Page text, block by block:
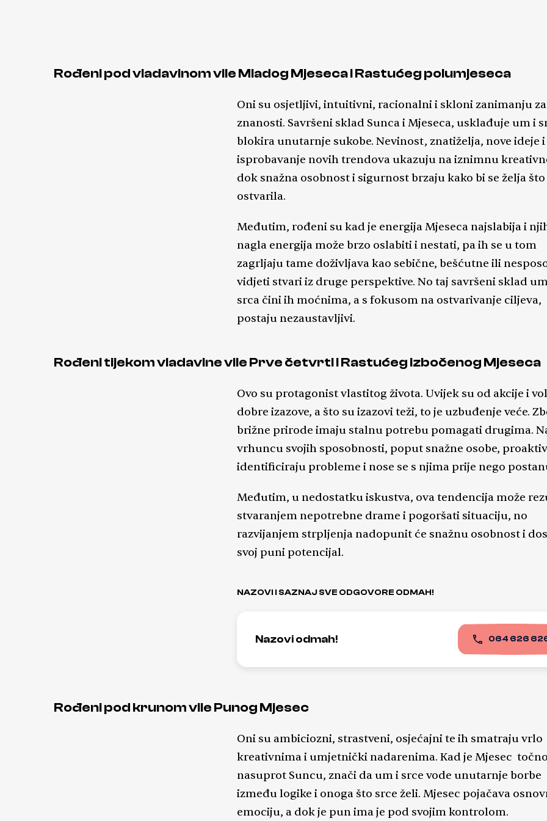
boli misao da ste mogli, a niste htjeli ili da ste željeli, a
ljubavnih i poslovnih odnosa usporednim horoskopom i
natalnom kartom, tarot, motivacijski i duhovni
svakodnevnim afirmacijama
Rođeni pod vladavinom vile Mladog Mjeseca i Rastućeg polumjeseca
Oni su osjetljivi, intuitivni, racionalni i skloni zanimanju za
znanosti. Savršeni sklad Sunca i Mjeseca, usklađuje um i
blokira unutarnje sukobe. Nevinost, znatiželja, nove ideje i
isprobavanje novih trendova ukazuju na iznimnu
dok snažna osobnost i sigurnost brzaju kako bi se želja
ostvarila.
Međutim, rođeni su kad je energija Mjeseca najslabija i
nagla energija može brzo oslabiti i nestati, pa ih se u tom
zagrljaju tame doživljava kao sebične, bešćutne ili
vidjeti stvari iz druge perspektive. No taj savršeni sklad
srca čini ih moćnima, a s fokusom na ostvarivanje ciljeva,
postaju nezaustavljivi.
Rođeni tijekom vladavine vile Prve četvrti i Rastućeg izbočenog Mjeseca
Ovo su protagonist vlastitog života. Uvijek su od akcije i
dobre izazove, a što su izazovi teži, to je uzbuđenje veće.
brižne prirode imaju stalnu potrebu pomagati drugima.
vrhuncu svojih sposobnosti, poput snažne osobe,
identificiraju probleme i nose se s njima prije nego
Međutim, u nedostatku iskustva, ova tendencija može
stvaranjem nepotrebne drame i pogoršati situaciju, no
razvijanjem strpljenja nadopunit će snažnu osobnost i
svoj puni potencijal.
NAZOVI I SAZNAJ SVE ODGOVORE ODMAH!
Nazovi odmah! 064 626
Rođeni pod krunom vile Punog Mjesec
Oni su ambiciozni, strastveni, osjećajni te ih smatraju vrlo
kreativnima i umjetnički nadarenima. Kad je Mjesec točno
nasuprot Suncu, znači da um i srce vode unutarnje borbe
između logike i onoga što srce želi. Mjesec pojačava
emociju, a dok je pun ima je pod svojim kontrolom.